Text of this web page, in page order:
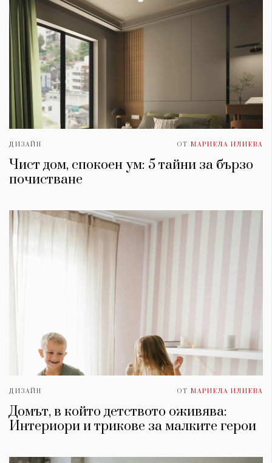
ДИЗАЙН ОТ МАРИЕЛА ИЛИЕВА
Чист дом, спокоен ум: 5 тайни за бързо
почистване
ДИЗАЙН ОТ МАРИЕЛА ИЛИЕВА
Домът, в който детството оживява:
Интериори и трикове за малките герои